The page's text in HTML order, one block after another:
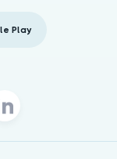
Play